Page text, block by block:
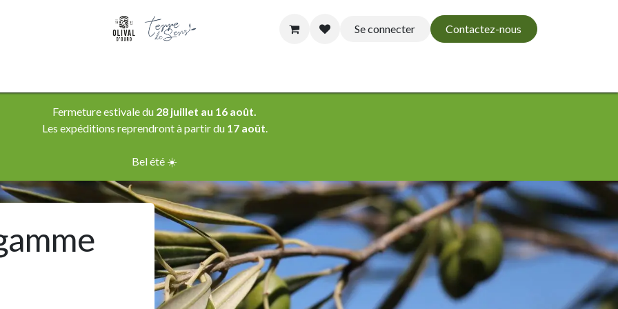
Se connecter
Contactez-nous
Fermeture estivale du 28 juillet au 16 août.
Les expéditions reprendront à partir du 17 août.
Bel été ☀️